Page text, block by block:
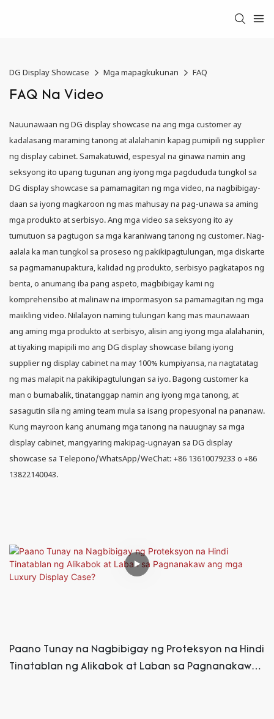
DG Display Showcase Mga mapagkukunan FAQ
FAQ Na Video
Nauunawaan ng DG display showcase na ang mga customer ay
kadalasang maraming tanong at alalahanin kapag pumipili ng supplier
ng display cabinet. Samakatuwid, espesyal na ginawa namin ang
seksyong ito upang tugunan ang iyong mga pagdududa tungkol sa
DG display showcase sa pamamagitan ng mga video, na nagbibigay-
daan sa iyong magkaroon ng mas mahusay na pag-unawa sa aming
mga produkto at serbisyo. Ang mga video sa seksyong ito ay
tumutuon sa pagtugon sa mga karaniwang tanong ng customer. Nag-
aalala ka man tungkol sa proseso ng pakikipagtulungan, mga diskarte
sa pagmamanupaktura, kalidad ng produkto, serbisyo pagkatapos ng
benta, o anumang iba pang aspeto, magbibigay kami ng
komprehensibo at malinaw na impormasyon sa pamamagitan ng mga
maiikling video. Nilalayon naming tulungan kang mas maunawaan
ang aming mga produkto at serbisyo, alisin ang iyong mga alalahanin,
at tiyaking mapipili mo ang DG display showcase bilang iyong
supplier ng display cabinet na may 100% kumpiyansa, na nagtatatag
ng mas malapit na pakikipagtulungan sa iyo. Bagong customer ka
man o bumabalik, tinatanggap namin ang iyong mga tanong, at
sasagutin sila ng aming team mula sa isang propesyonal na pananaw.
Kung mayroon kang anumang mga tanong na nauugnay sa mga
display cabinet, mangyaring makipag-ugnayan sa DG display
showcase sa Telepono/WhatsApp/WeChat: +86 13610079233 o +86
13822140043.
Paano Tunay na Nagbibigay ng Proteksyon na Hindi
Tinatablan ng Alikabok at Laban sa Pagnanakaw